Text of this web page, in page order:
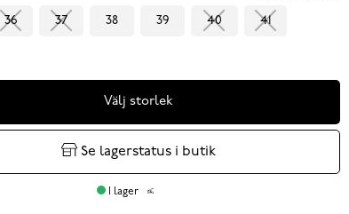
36 37 38 39 40 41
Välj storlek
Se lagerstatus i butik
I lager